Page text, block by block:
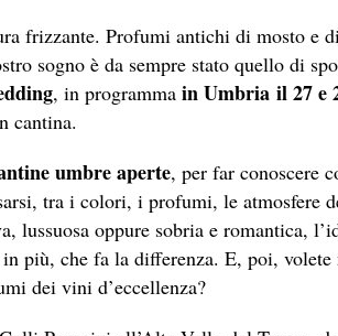
frizzante. Profumi antichi di mosto e
sogno è da sempre stato quello di
, in programma in Umbria il 27 e
cantina.
umbre aperte, per far conoscere
tra i colori, i profumi, le atmosfere
lussuosa oppure sobria e romantica,
più, che fa la differenza. E, poi, volete
dei vini d’eccellenza?